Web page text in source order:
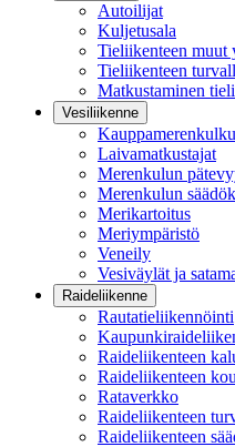
Autoilijat
Kuljetusala
Tieliikenteen muut
Tieliikenteen
Matkustaminen
Vesiliikenne
Kauppamerenkulku
Laivamatkustajat
Merenkulun
Merenkulun
Merikartoitus
Meriympäristö
Veneily
Vesiväylät ja
Raideliikenne
Rautatieliikennöinti
Raideliikenteen
Raideliikenteen
Rataverkko
Raideliikenteen
Raideliikenteen